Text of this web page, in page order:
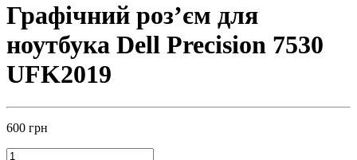
Графічний роз’єм для
ноутбука Dell Precision 7530
UFK2019
600 грн